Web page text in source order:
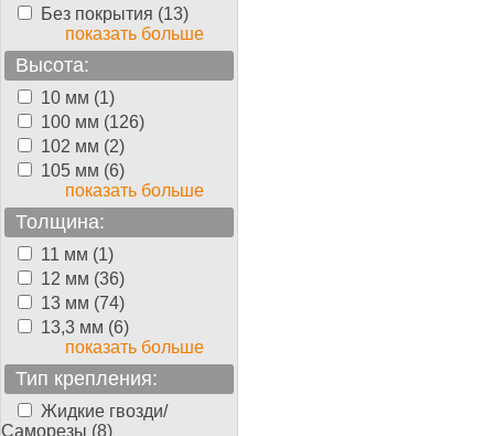
Без покрытия (13)
показать больше
Высота:
10 мм (1)
100 мм (126)
102 мм (2)
105 мм (6)
показать больше
Толщина:
11 мм (1)
12 мм (36)
13 мм (74)
13,3 мм (6)
показать больше
Тип крепления:
Жидкие гвозди/
Саморезы (8)